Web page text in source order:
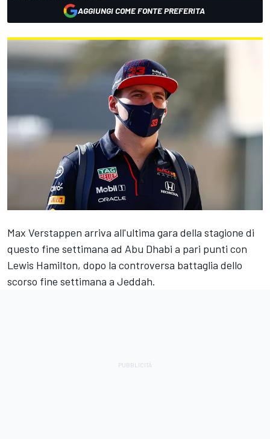
AGGIUNGI COME FONTE PREFERITA
Max Verstappen arriva all'ultima gara della stagione di
questo fine settimana ad Abu Dhabi a pari punti con
Lewis Hamilton, dopo la controversa battaglia dello
scorso fine settimana a Jeddah.